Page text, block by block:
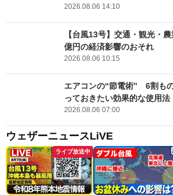
2026.08.06 14:10
【台風13号】交通・観光・
億円の経済影響のおそれ
2026.08.06 10:15
エアコンの“節電術” 6割も
っておきたい効果的な使用法
2026.08.06 07:00
ウェザーニュースLiVE
ライブ放送中